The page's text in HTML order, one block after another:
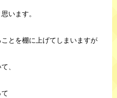
います。
とを棚に上げてしまいますが
、